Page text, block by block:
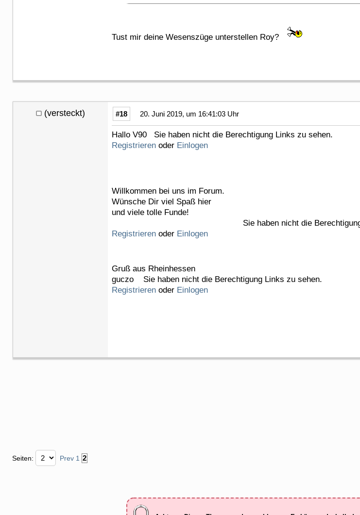
Tust mir deine Wesenszüge unterstellen Roy?
(versteckt) #18 20. Juni 2019, um 16:41:03 Uhr
Hallo V90 Sie haben nicht die Berechtigung Links zu sehen.
Registrieren oder Einlogen
Willkommen bei uns im Forum.
Wünsche Dir viel Spaß hier
und viele tolle Funde!
Sie haben nicht die Berechtigung Links
Registrieren oder Einlogen
Gruß aus Rheinhessen
guczo Sie haben nicht die Berechtigung Links zu sehen.
Registrieren oder Einlogen
Seiten: Prev 1 2